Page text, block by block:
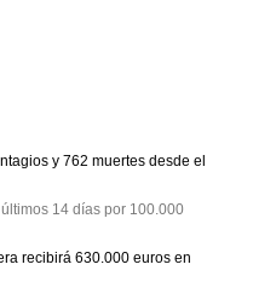
y 762 muertes desde el
14 días por 100.000
recibirá 630.000 euros en